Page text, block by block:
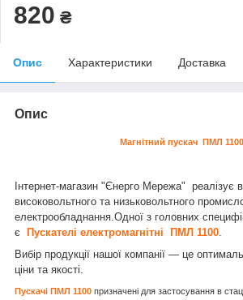
820 ₴
Опис Характеристики Доставка
Опис
Магнітний пускач ПМЛ 1100
Інтернет-магазин "Єнерго Мережа" реалізує
високовольтного та низьковольтного
електрообладнання.Одної з головних
є
Пускателі електромагнітні ПМЛ 1100
Вибір продукції нашої компанії — це
ціни та якості.
Пускачі ПМЛ 1100 призначені для застосування в